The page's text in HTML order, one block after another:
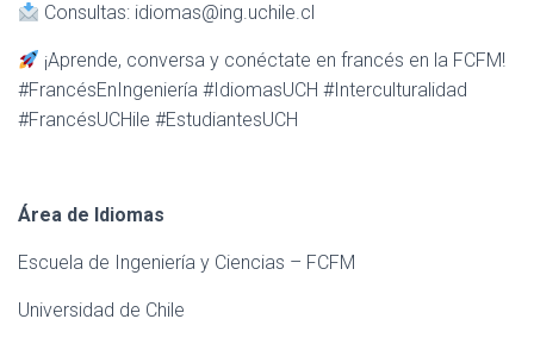
Consultas: idiomas@ing.uchile.cl
¡Aprende, conversa y conéctate en francés en la FCFM!
#FrancésEnIngeniería #IdiomasUCH #Interculturalidad
#FrancésUCHile #EstudiantesUCH
Área de Idiomas
Escuela de Ingeniería y Ciencias – FCFM
Universidad de Chile